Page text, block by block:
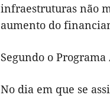
infraestruturas não
aumento do
Segundo o
No dia em que se